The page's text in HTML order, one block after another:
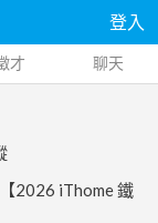
登入
才 聊天
2026 iThome 鐵